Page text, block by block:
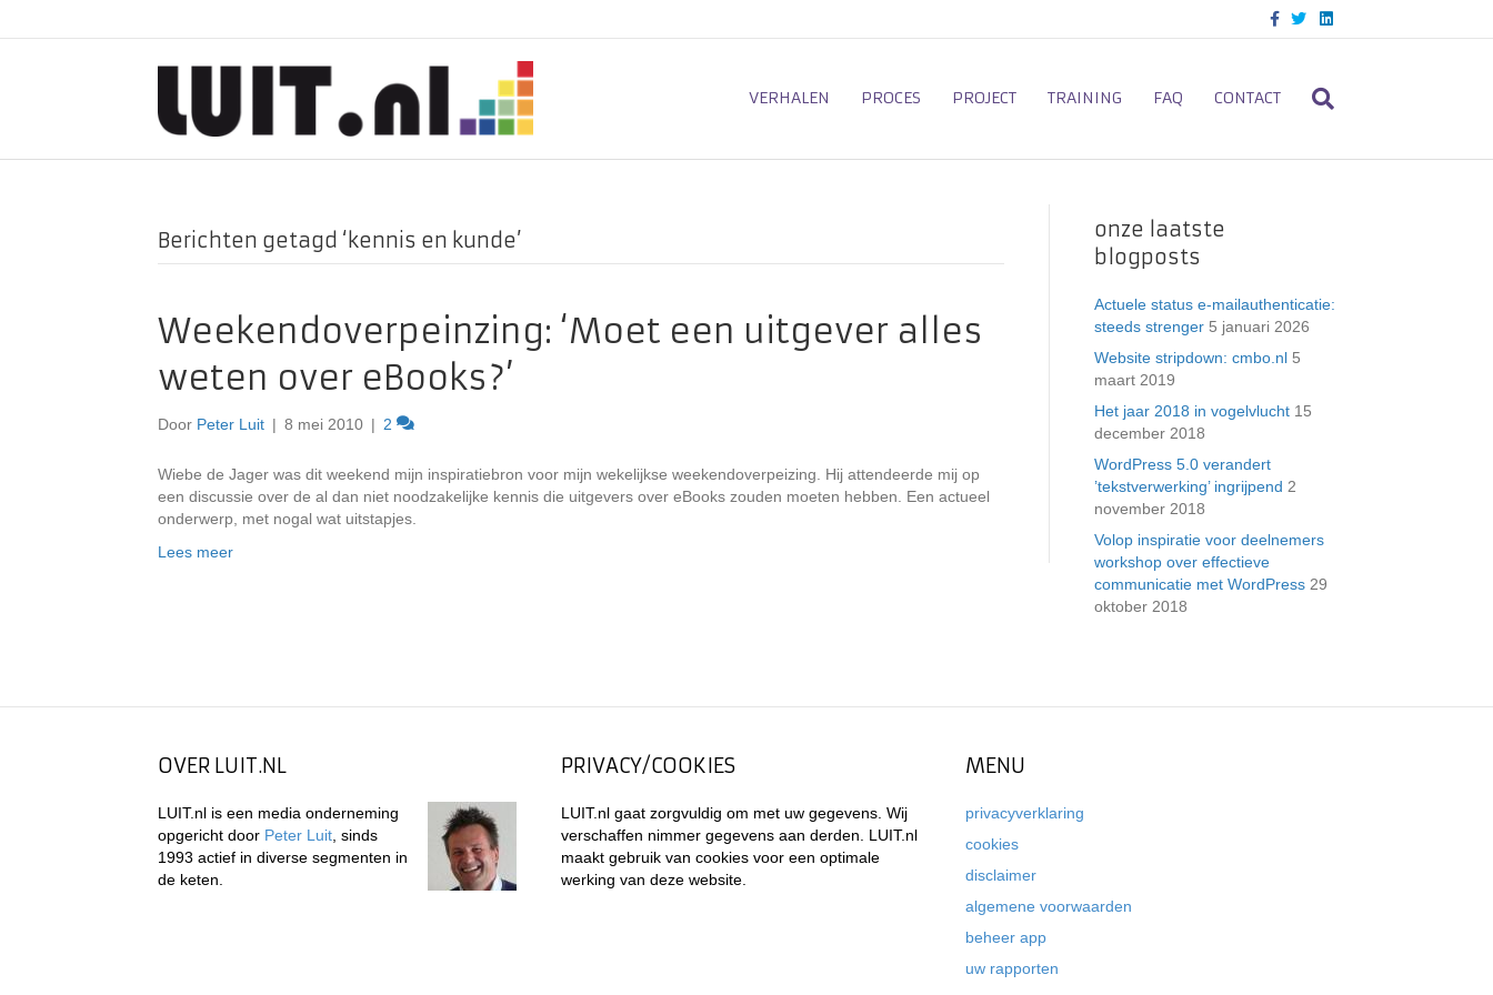
c
o
o
T
i
e
L
n
d
VERHALEN PROCES PROJECT TRAINING FAQ CONTACT
Berichten getagd ‘kennis en kunde’
Weekendoverpeinzing: ‘Moet een uitgever alles
weten over eBooks?’
Door Peter Luit | 8 mei 2010 | 2
Wiebe de Jager was dit weekend mijn inspiratiebron voor mijn wekelijkse weekendoverpeizing. Hij attendeerde mij op
een discussie over de al dan niet noodzakelijke kennis die uitgevers over eBooks zouden moeten hebben. Een actueel
onderwerp, met nogal wat uitstapjes.
Lees meer
onze laatste
blogposts
Actuele status e-mailauthenticatie:
steeds strenger 5 januari 2026
Website stripdown: cmbo.nl 5
maart 2019
Het jaar 2018 in vogelvlucht 15
december 2018
WordPress 5.0 verandert
’tekstverwerking’ ingrijpend 2
november 2018
Volop inspiratie voor deelnemers
workshop over effectieve
communicatie met WordPress 29
oktober 2018
OVER LUIT.NL
LUIT.nl is een media onderneming
opgericht door Peter Luit , sinds
1993 actief in diverse segmenten in
de keten.
PRIVACY/COOKIES
LUIT.nl gaat zorgvuldig om met uw gegevens. Wij
verschaffen nimmer gegevens aan derden. LUIT.nl
maakt gebruik van cookies voor een optimale
werking van deze website.
MENU
privacyverklaring
cookies
disclaimer
algemene voorwaarden
beheer app
uw rapporten